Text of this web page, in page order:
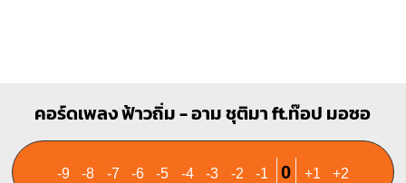
คอร์ดเพลง ฟ้าวถิ่ม - อาม ชุติมา ft.ท๊อป มอซอ
-9 -8 -7 -6 -5 -4 -3 -2 -1 0 +1 +2